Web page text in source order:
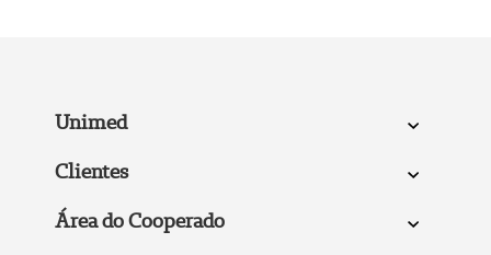
Unimed
Clientes
Área do Cooperado